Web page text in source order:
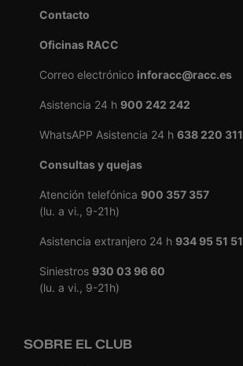
Contacto
Oficinas RACC
Correo electrónico inforacc@racc.es
Asistencia 24 h 900 242 242
WhatsAPP Asistencia 24 h 638 220 311
Consultas y quejas
Atención telefónica 900 357 357
(lu. a vi., 9-21h)
Asistencia extranjero 24 h 934 95 51 51
Siniestros 930 03 96 60
(lu. a vi., 9-21h)
SOBRE EL CLUB